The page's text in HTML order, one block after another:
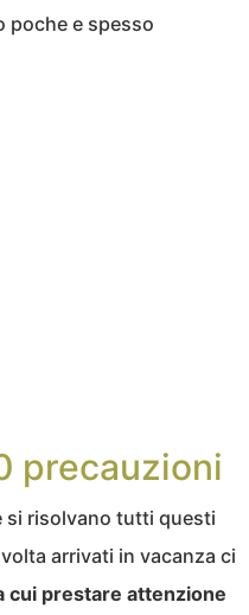
poche e spesso
precauzioni
si risolvano tutti questi
arrivati in vacanza ci
cui prestare attenzione